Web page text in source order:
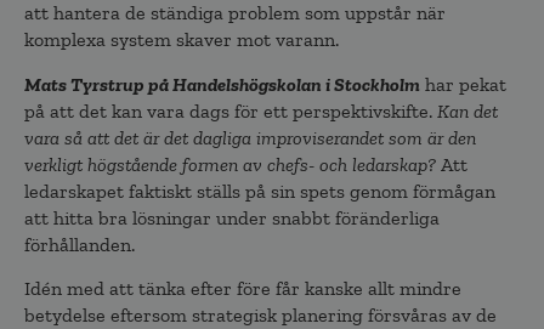
att hantera de ständiga problem som uppstår när
komplexa system skaver mot varann.
Mats Tyrstrup på Handelshögskolan i Stockholm har pekat
på att det kan vara dags för ett perspektivskifte. Kan det
vara så att det är det dagliga improviserandet som är den
verkligt högstående formen av chefs- och ledarskap? Att
ledarskapet faktiskt ställs på sin spets genom förmågan
att hitta bra lösningar under snabbt föränderliga
förhållanden.
Idén med att tänka efter före får kanske allt mindre
betydelse eftersom strategisk planering försvåras av de